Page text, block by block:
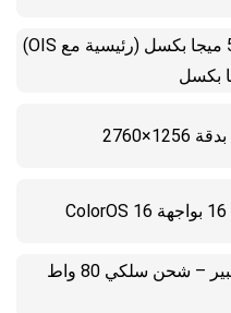
كاميرا خلفية 50 ميجا بكسل (رئيسية مع OIS)
6500 مللي أمبير – شحن سلكي 80 واط